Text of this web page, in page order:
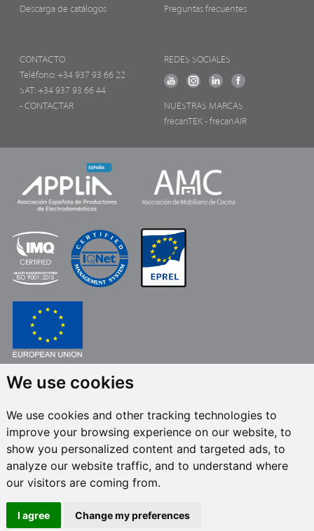
We use cookies
We use cookies and other tracking technologies to
improve your browsing experience on our website, to
show you personalized content and targeted ads, to
analyze our website traffic, and to understand where
our visitors are coming from.
I agree Change my preferences
Descarga de catálogos
Preguntas frecuentes
CONTACTO
Teléfono: +34 937 93 66 22
SAT: +34 937 93 66 44
- CONTACTAR
REDES SOCIALES
NUESTRAS MARCAS
frecanTEK - frecanAIR
FONDO EUROPEO DE DESARROLLO REGIONAL
FRECAN S.L.U.en el marco del Programa ICEX Next, ha contado con el apoyo
de ICEX y con la cofinanciación del fondo europeo FEDER. La finalidad de
este apoyo es contribuir al desarrollo internacional de la empresa y de su
entorno.
Todos los derechos reservados © 2024 Frecan, S.L.U. -
Política de calidad
10/08/2026.
Avisos Legales- Política de privacidad